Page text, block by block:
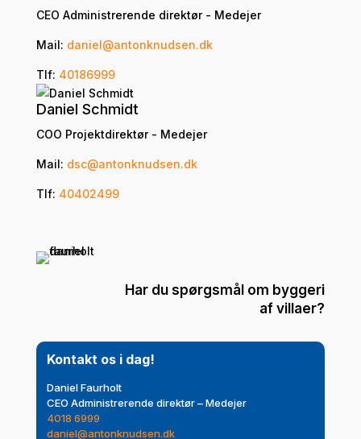
CEO Administrerende direktør - Medejer
Mail: daniel@antonknudsen.dk
Tlf: 40186999
Daniel Schmidt
COO Projektdirektør - Medejer
Mail: dsc@antonknudsen.dk
Tlf: 40402499
Har du spørgsmål om byggeri
af villaer?
Kontakt os i dag!
Daniel Faurholt
CEO Administrerende direktør – Medejer
4018 6999
daniel@antonknudsen.dk